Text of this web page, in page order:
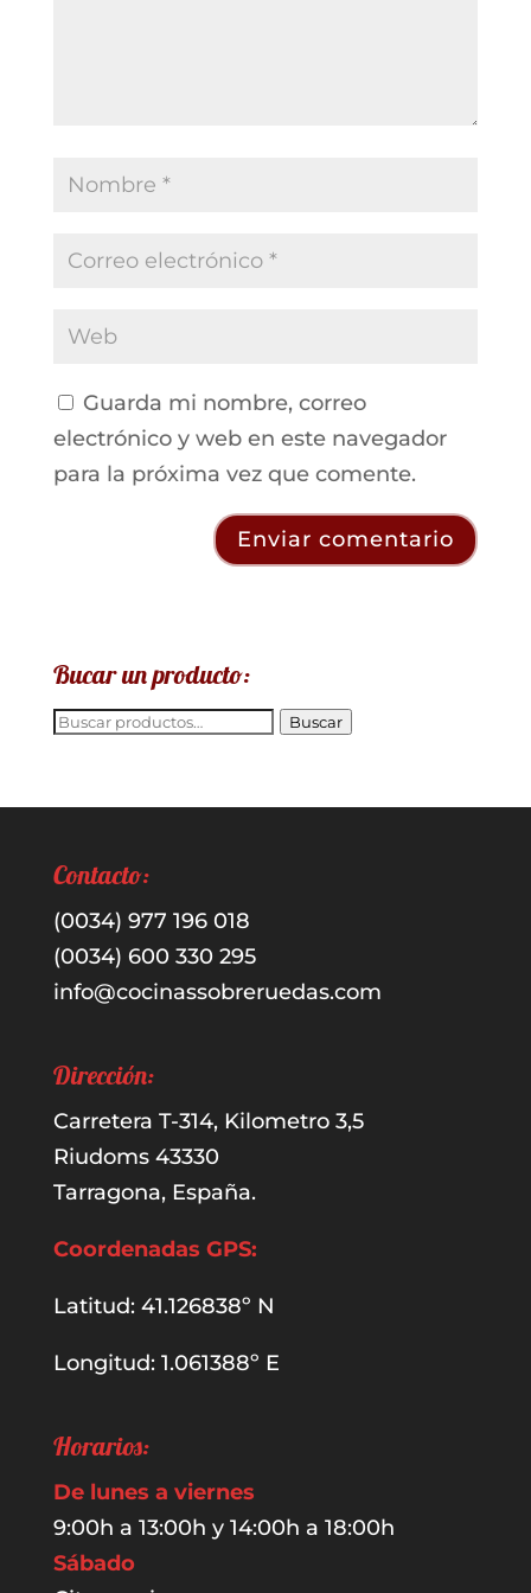
Guarda mi nombre, correo
electrónico y web en este navegador
para la próxima vez que comente.
Bucar un producto:
Buscar
Buscar
Contacto:
(0034) 977 196 018
(0034) 600 330 295
info@cocinassobreruedas.com
Dirección:
Carretera T-314, Kilometro 3,5
Riudoms 43330
Tarragona, España.
Coordenadas GPS:
Latitud: 41.126838º N
Longitud: 1.061388º E
Horarios:
De lunes a viernes
9:00h a 13:00h y 14:00h a 18:00h
Sábado